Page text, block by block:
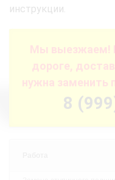
инструкции.
Мы выезжаем!
дороге,
нужна заменить
8